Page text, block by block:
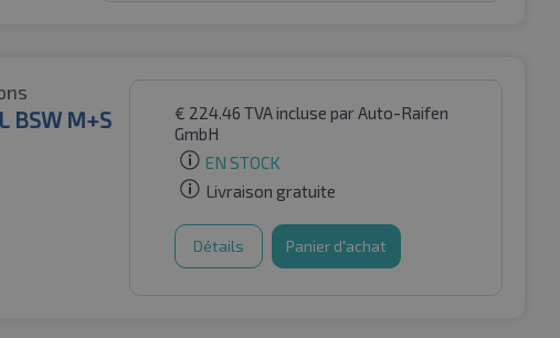
BSW M+S
€ 224.46 TVA inclusepar Auto-Raifen
GmbH
EN STOCK
Livraison gratuite
Détails Panier d'achat